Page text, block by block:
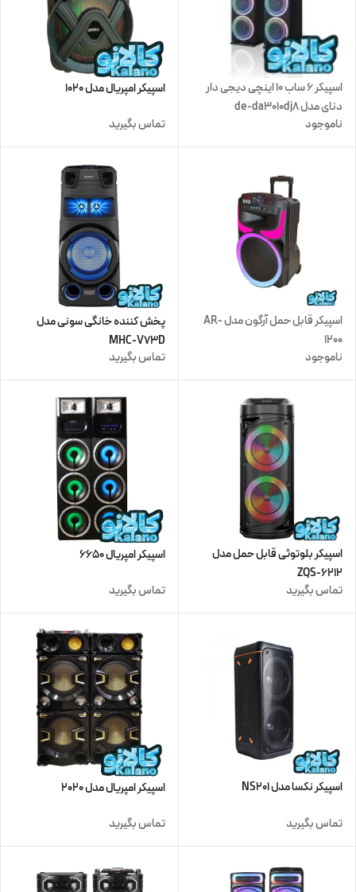
اسپیکر 6 ساب 10 اینچی دیجی دار
دنای مدل de-da3010dj8
ناموجود
اسپیکر امپریال مدل 1020
تماس بگیرید
اسپیکر قابل حمل آرگون مدل AR-
1200
ناموجود
پخش کننده خانگی سونی مدل
MHC-V73D
تماس بگیرید
اسپیکر بلوتوثی قابل حمل مدل
ZQS-6212
تماس بگیرید
اسپیکر امپریال 6650
تماس بگیرید
اسپیکر نکسا مدل NS201
تماس بگیرید
اسپیکر امپریال مدل 2020
تماس بگیرید